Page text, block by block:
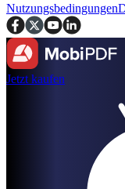
Nutzungsbedingungen
Jetzt kaufen